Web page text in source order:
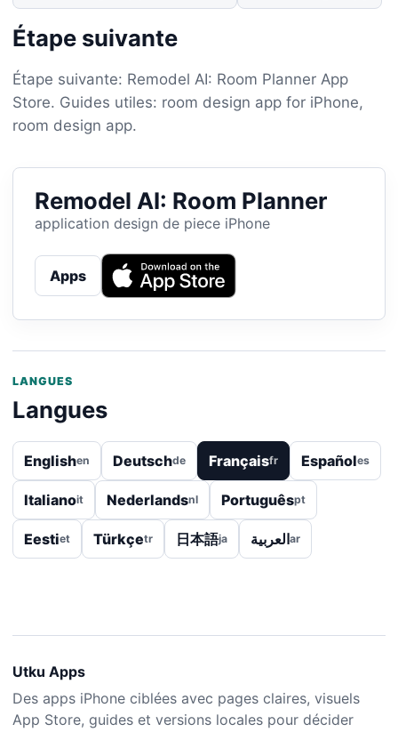
Étape suivante
Étape suivante: Remodel AI: Room Planner App
Store. Guides utiles: room design app for iPhone,
room design app.
Remodel AI: Room Planner
application design de piece iPhone
Apps
LANGUES
Langues
Englishen Deutschde Françaisfr Españoles
Italianoit Nederlandsnl Portuguêspt
Eestiet Türkçetr 日本語ja العربيةar
Utku Apps
Des apps iPhone ciblées avec pages claires, visuels
App Store, guides et versions locales pour décider